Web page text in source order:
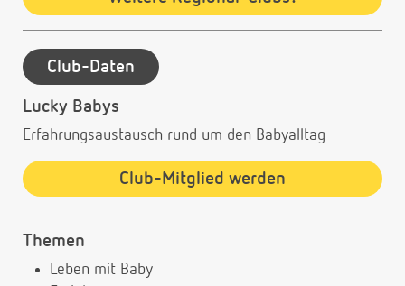
Club-Daten
Lucky Babys
Erfahrungsaustausch rund um den Babyalltag
Club-Mitglied werden
Themen
Leben mit Baby